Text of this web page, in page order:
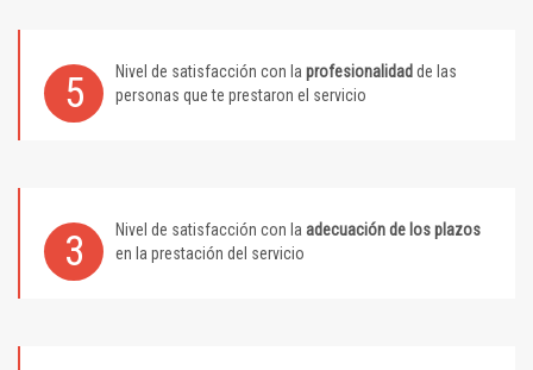
5 Nivel de satisfacción con la profesionalidad de las
personas que te prestaron el servicio
3 Nivel de satisfacción con la adecuación de los plazos
en la prestación del servicio